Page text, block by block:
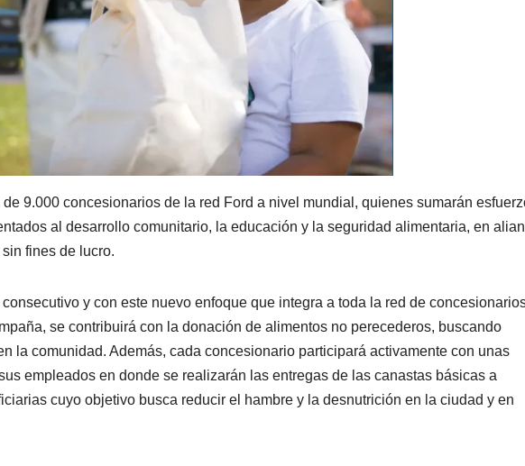
9.000 concesionarios de la red Ford a nivel mundial, quienes sumarán
al desarrollo comunitario, la educación y la seguridad alimentaria, en
fines de lucro.
y con este nuevo enfoque que integra a toda la red de
se contribuirá con la donación de alimentos no perecederos, buscando
la comunidad. Además, cada concesionario participará activamente con unas
empleados en donde se realizarán las entregas de las canastas básicas a
cuyo objetivo busca reducir el hambre y la desnutrición en la ciudad y en